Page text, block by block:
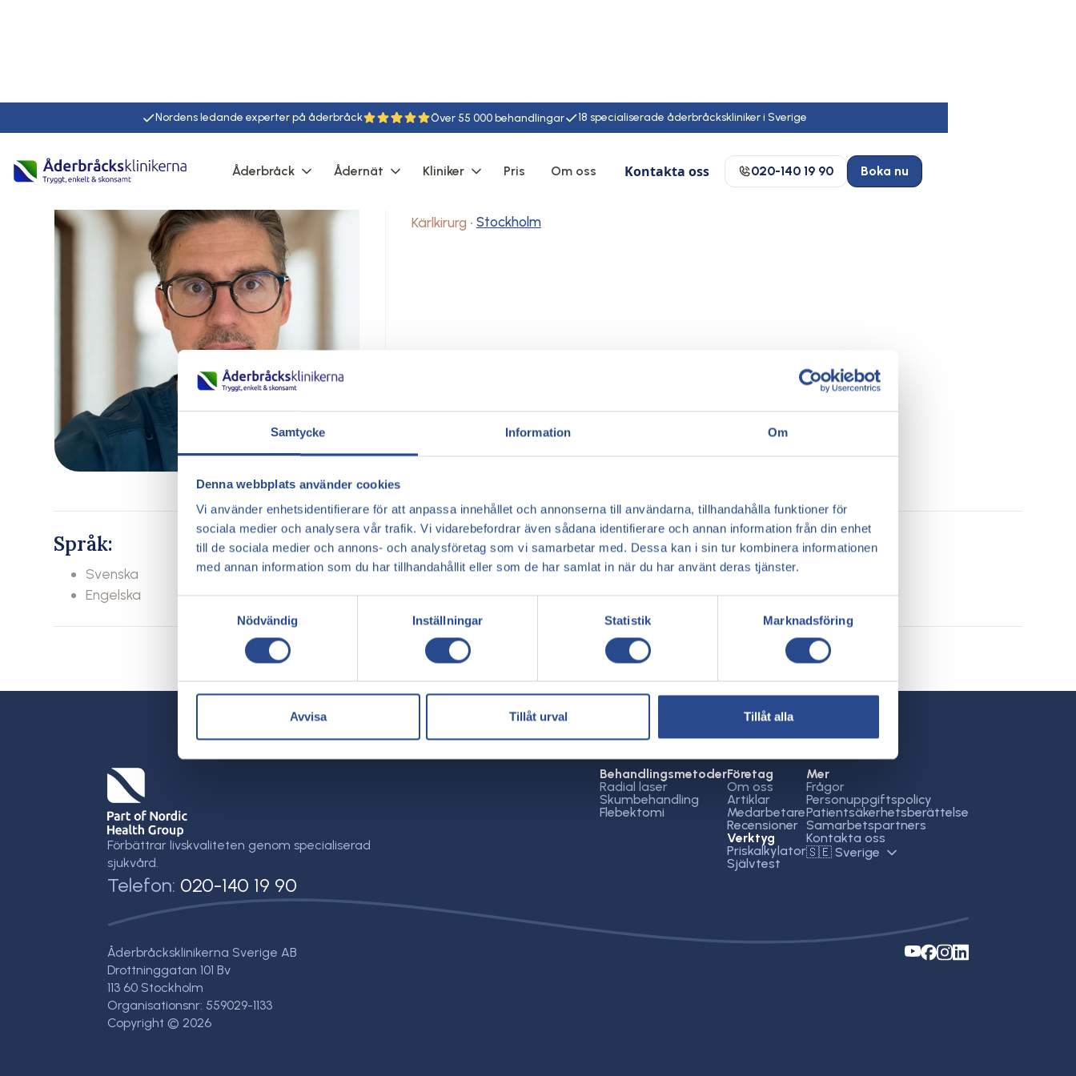
Samtycke Information Om
Denna webbplats använder cookies
Vi använder enhetsidentifierare för att anpassa innehållet och annonserna till användarna, tillhandahålla funktioner för
sociala medier och analysera vår trafik. Vi vidarebefordrar även sådana identifierare och annan information från din enhet
till de sociala medier och annons- och analysföretag som vi samarbetar med. Dessa kan i sin tur kombinera informationen
med annan information som du har tillhandahållit eller som de har samlat in när du har använt deras tjänster.
Nödvändig
Inställningar Statistik Marknadsföring
Avvisa Tillåt urval Tillåt alla
Nordens ledande experter på åderbråck 55 18
Åderbråck Ådernät Kliniker Pris Om oss Kontakta oss 020-140 19 90 Boka nu
Kärlkirurg • Stockholm
Book a consultation
Språk:
Svenska
Engelska
Förbättrar livskvaliteten genom specialiserad
sjukvård.
Telefon: 020-140 19 90
Behandlingsmetoder
Radial laser
Skumbehandling
Flebektomi
Företag
Om oss
Artiklar
Medarbetare
Recensioner
Verktyg
Priskalkylator
Självtest
Mer
Frågor
Personuppgiftspolicy
Patientsäkerhetsberättelse
Samarbetspartners
Kontakta oss
🇸🇪 Sverige
Åderbråcksklinikerna Sverige AB
Drottninggatan 101 Bv
113 60 Stockholm
Organisationsnr: 559029-1133
Copyright © 2026